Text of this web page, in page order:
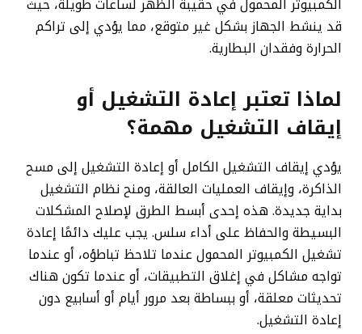
الكمبيوتر المحمول في حقيبة الظهر لساعات طويلة، حيث
قد ينشط الجهاز بشكل غير متوقع، مما يؤدي إلى تراكم
الحرارة وفقدان البطارية.
لماذا تعتبر إعادة التشغيل أو
إيقاف التشغيل مهمة؟
يؤدي إيقاف التشغيل الكامل أو إعادة التشغيل إلى مسح
الذاكرة، وإيقاف العمليات العالقة، ومنح نظام التشغيل
بداية جديدة. هذه إحدى أبسط الطرق لإصلاح المشكلات
البسيطة والحفاظ على أداء سلس. يجب عليك دائمًا إعادة
تشغيل الكمبيوتر المحمول عندما تلاحظ تباطؤه، أو عندما
تواجه مشاكل في إغلاق التطبيقات، أو عندما تكون هناك
تحديثات معلقة، أو ببساطة بعد مرور أيام أو أسابيع دون
إعادة التشغيل.